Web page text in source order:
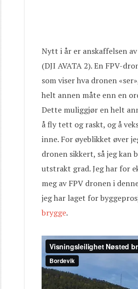
Nytt i år er anskaffelsen
(DJI AVATA 2). En FPV-
som viser hva dronen
helt annen måte enn en
Dette muliggjør en helt
å fly tett og raskt, og å
inne. For øyeblikket øver
dronen sikkert, så jeg kan
utstrakt grad. Jeg har for
meg av FPV dronen i
jeg har laget for
brygge.